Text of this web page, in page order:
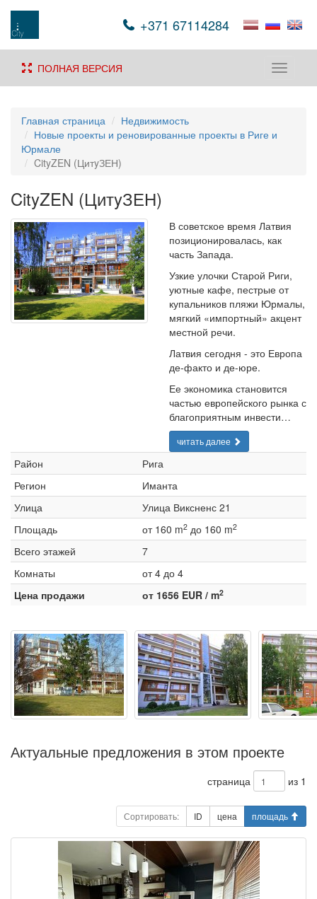
+371 67114284
Toggle
ПОЛНАЯ ВЕРСИЯ
Главная страница
Недвижимость
Новые проекты и реновированные проекты в Риге и
Юрмале
CityZEN (ЦитyЗЕН)
CityZEN (ЦитyЗЕН)
В советское время Латвия
позиционировалась, как
часть Запада.
Узкие улочки Старой Риги,
уютные кафе, пестрые от
купальников пляжи Юрмалы,
мягкий «импортный» акцент
местной речи.
Латвия сегодня - это Европа
де-факто и де-юре.
Ее экономика становится
частью европейского рынка с
благоприятным инвести…
читать далее
Район
Рига
Регион
Иманта
Улица
Улица Виксненс 21
Площадь
от 160 m2 до 160 m2
Всего этажей
7
Комнаты
от 4 до 4
Цена продажи
от 1656 EUR / m2
Актуальные предложения в этом проекте
страница из 1
Сортировать: ID цена площадь